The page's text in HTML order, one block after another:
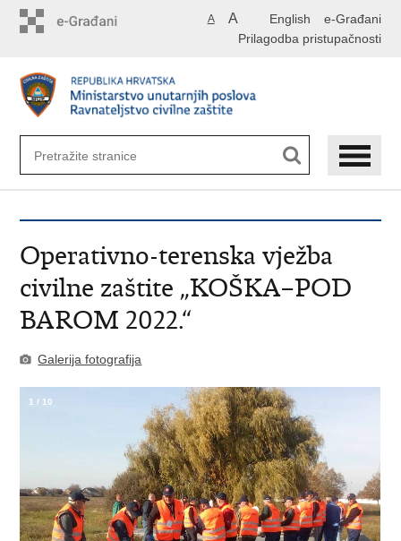
English e-Građani
A A
Prilagodba pristupačnosti
Operativno-terenska vježba
civilne zaštite „KOŠKA–POD
BAROM 2022.“
Galerija fotografija
1 / 10